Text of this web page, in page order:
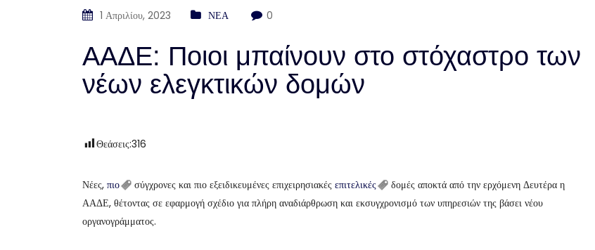
1 Απριλίου, 2023 ΝΕΑ 0
ΑΑΔΕ: Ποιοι μπαίνουν στο στόχαστρο των
νέων ελεγκτικών δομών
Θεάσεις:316
Νέες, πιο σύγχρονες και πιο εξειδικευμένες επιχειρησιακές επιτελικές
δομές αποκτά από την ερχόμενη Δευτέρα η
ΑΑΔΕ, θέτοντας σε εφαρμογή σχέδιο για πλήρη αναδιάρθρωση και εκσυγχρονισμό των υπηρεσιών της βάσει νέου
οργανογράμματος.